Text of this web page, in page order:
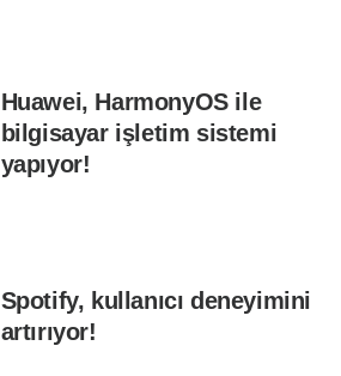
Huawei, HarmonyOS ile
bilgisayar işletim sistemi
yapıyor!
Spotify, kullanıcı deneyimini
artırıyor!